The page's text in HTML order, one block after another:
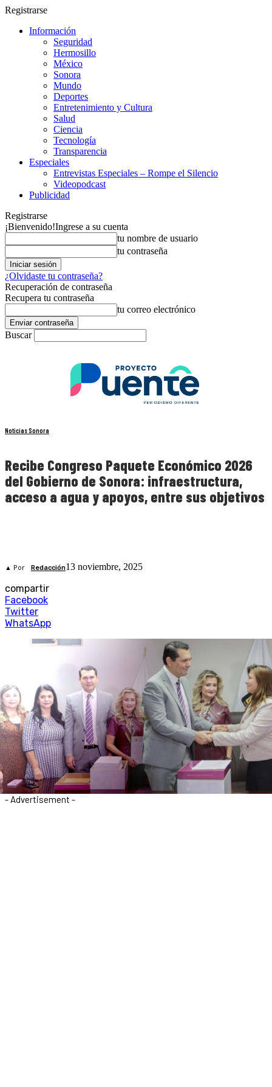
Registrarse
Información
Seguridad
Hermosillo
México
Sonora
Mundo
Deportes
Entretenimiento y Cultura
Salud
Ciencia
Tecnología
Transparencia
Especiales
Entrevistas Especiales – Rompe el Silencio
Videopodcast
Publicidad
Registrarse
¡Bienvenido!Ingrese a su cuenta
tu nombre de usuario
tu contraseña
¿Olvidaste tu contraseña?
Recuperación de contraseña
Recupera tu contraseña
tu correo electrónico
Buscar
Noticias Sonora
Recibe Congreso Paquete Económico 2026
del Gobierno de Sonora: infraestructura,
acceso a agua y apoyos, entre sus objetivos
▲ Por Redacción13 noviembre, 2025
compartir
Facebook
Twitter
WhatsApp
- Advertisement -